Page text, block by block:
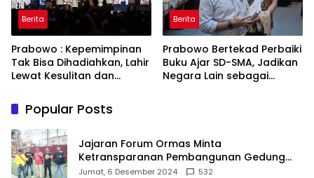
Berita
Prabowo : Kepemimpinan
Tak Bisa Dihadiahkan, Lahir
Lewat Kesulitan dan
Berita
Prabowo Bertekad Perbaiki
Buku Ajar SD-SMA, Jadikan
Negara Lain sebagai
Popular Posts
Jajaran Forum Ormas Minta
Ketransparanan Pembangunan Gedung
Damkar Di Kecamatan Cisoka
Jumat, 6 Desember 2024 532